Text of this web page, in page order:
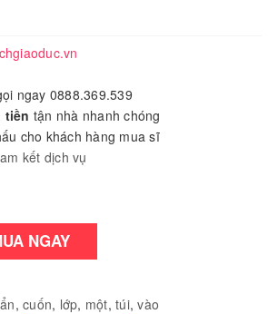
ngay 0888.369.539
tiền tận nhà nhanh chóng
cho khách hàng mua sĩ
kết dịch vụ
NGAY
, cuốn, lớp, một, túi,vào